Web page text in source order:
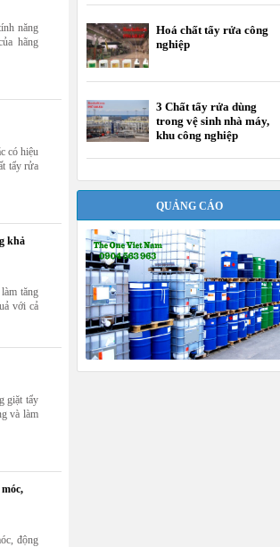
năng
hãng
có hiệu
tẩy rửa
khả
tăng
với cả
giặt tẩy
và làm
động
Hoá chất tẩy rửa công
nghiệp
3 Chất tẩy rửa dùng
trong vệ sinh nhà máy,
khu công nghiệp
QUẢNG CÁO